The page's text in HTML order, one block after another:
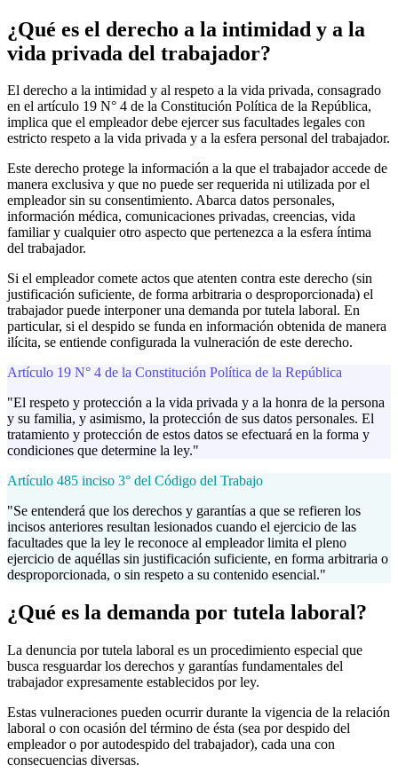
¿Qué es el derecho a la intimidad y a la
vida privada del trabajador?
El derecho a la intimidad y al respeto a la vida privada, consagrado
en el artículo 19 N° 4 de la Constitución Política de la República,
implica que el empleador debe ejercer sus facultades legales con
estricto respeto a la vida privada y a la esfera personal del trabajador.
Este derecho protege la información a la que el trabajador accede de
manera exclusiva y que no puede ser requerida ni utilizada por el
empleador sin su consentimiento. Abarca datos personales,
información médica, comunicaciones privadas, creencias, vida
familiar y cualquier otro aspecto que pertenezca a la esfera íntima
del trabajador.
Si el empleador comete actos que atenten contra este derecho (sin
justificación suficiente, de forma arbitraria o desproporcionada) el
trabajador puede interponer una demanda por tutela laboral. En
particular, si el despido se funda en información obtenida de manera
ilícita, se entiende configurada la vulneración de este derecho.
Artículo 19 N° 4 de la Constitución Política de la República
"El respeto y protección a la vida privada y a la honra de la persona
y su familia, y asimismo, la protección de sus datos personales. El
tratamiento y protección de estos datos se efectuará en la forma y
condiciones que determine la ley."
Artículo 485 inciso 3° del Código del Trabajo
"Se entenderá que los derechos y garantías a que se refieren los
incisos anteriores resultan lesionados cuando el ejercicio de las
facultades que la ley le reconoce al empleador limita el pleno
ejercicio de aquéllas sin justificación suficiente, en forma arbitraria o
desproporcionada, o sin respeto a su contenido esencial."
¿Qué es la demanda por tutela laboral?
La denuncia por tutela laboral es un procedimiento especial que
busca resguardar los derechos y garantías fundamentales del
trabajador expresamente establecidos por ley.
Estas vulneraciones pueden ocurrir durante la vigencia de la relación
laboral o con ocasión del término de ésta (sea por despido del
empleador o por autodespido del trabajador), cada una con
consecuencias diversas.